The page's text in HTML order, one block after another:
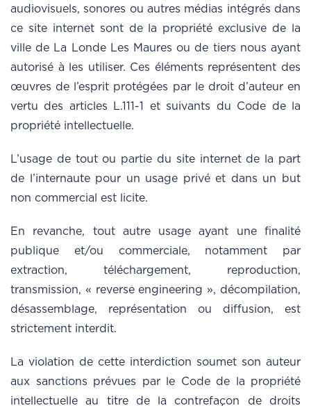
audiovisuels, sonores ou autres médias intégrés dans
ce site internet sont de la propriété exclusive de la
ville de La Londe Les Maures ou de tiers nous ayant
autorisé à les utiliser. Ces éléments représentent des
œuvres de l’esprit protégées par le droit d’auteur en
vertu des articles L.111-1 et suivants du Code de la
propriété intellectuelle.
L’usage de tout ou partie du site internet de la part
de l’internaute pour un usage privé et dans un but
non commercial est licite.
En revanche, tout autre usage ayant une finalité
publique et/ou commerciale, notamment par
extraction, téléchargement, reproduction,
transmission, « reverse engineering », décompilation,
désassemblage, représentation ou diffusion, est
strictement interdit.
La violation de cette interdiction soumet son auteur
aux sanctions prévues par le Code de la propriété
intellectuelle au titre de la contrefaçon de droits